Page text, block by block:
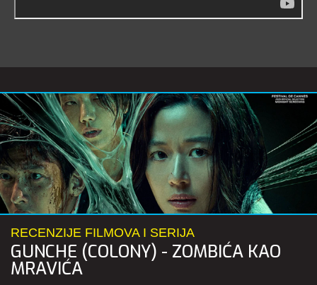
RECENZIJE FILMOVA I SERIJA
GUNCHE (COLONY) - ZOMBIĆA KAO
MRAVIĆA